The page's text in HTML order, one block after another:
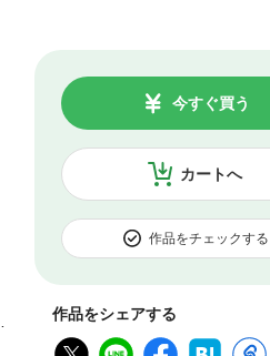
カートへ
今すぐ買う
作品をチェックする
作品をシェアする